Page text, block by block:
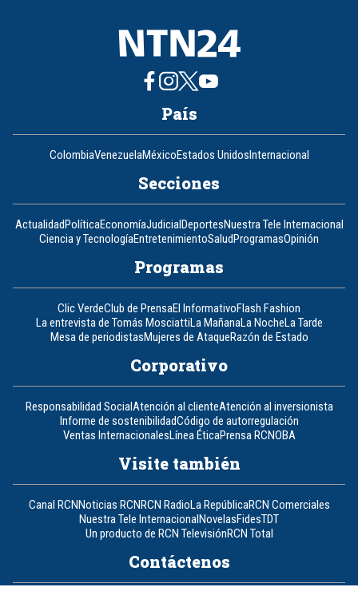
País
ColombiaVenezuelaMéxicoEstados UnidosInternacional
Secciones
ActualidadPolíticaEconomíaJudicialDeportesNuestra Tele Internacional
Ciencia y TecnologíaEntretenimientoSaludProgramasOpinión
Programas
Clic VerdeClub de PrensaEl InformativoFlash Fashion
La entrevista de Tomás MosciattiLa MañanaLa NocheLa Tarde
Mesa de periodistasMujeres de AtaqueRazón de Estado
Corporativo
Responsabilidad SocialAtención al clienteAtención al inversionista
Informe de sostenibilidadCódigo de autorregulación
Ventas InternacionalesLínea ÉticaPrensa RCNOBA
Visite también
Canal RCNNoticias RCNRCN RadioLa RepúblicaRCN Comerciales
Nuestra Tele InternacionalNovelasFidesTDT
Un producto de RCN TelevisiónRCN Total
Contáctenos